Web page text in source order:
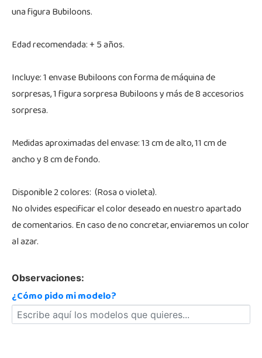
una figura Bubiloons.
Edad recomendada: + 5 años.
Incluye: 1 envase Bubiloons con forma de máquina de
sorpresas, 1 figura sorpresa Bubiloons y más de 8 accesorios
sorpresa.
Medidas aproximadas del envase: 13 cm de alto, 11 cm de
ancho y 8 cm de fondo.
Disponible 2 colores: (Rosa o violeta).
No olvides especificar el color deseado en nuestro apartado
de comentarios. En caso de no concretar, enviaremos un color
al azar.
Observaciones:
¿Cómo pido mi modelo?